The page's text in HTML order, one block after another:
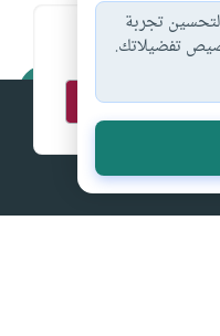
كل جديد
تجربة
تفضيلاتك.